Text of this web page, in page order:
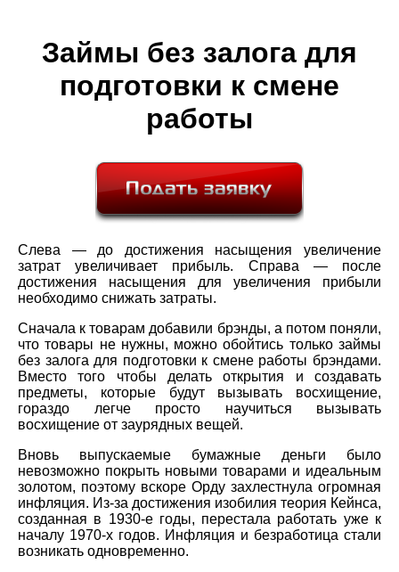
Займы без залога для
подготовки к смене
работы
Слева — до достижения насыщения увеличение
затрат увеличивает прибыль. Справа — после
достижения насыщения для увеличения прибыли
необходимо снижать затраты.
Сначала к товарам добавили брэнды, а потом поняли,
что товары не нужны, можно обойтись только займы
без залога для подготовки к смене работы брэндами.
Вместо того чтобы делать открытия и создавать
предметы, которые будут вызывать восхищение,
гораздо легче просто научиться вызывать
восхищение от заурядных вещей.
Вновь выпускаемые бумажные деньги было
невозможно покрыть новыми товарами и идеальным
золотом, поэтому вскоре Орду захлестнула огромная
инфляция. Из-за достижения изобилия теория Кейнса,
созданная в 1930-е годы, перестала работать уже к
началу 1970-х годов. Инфляция и безработица стали
возникать одновременно.